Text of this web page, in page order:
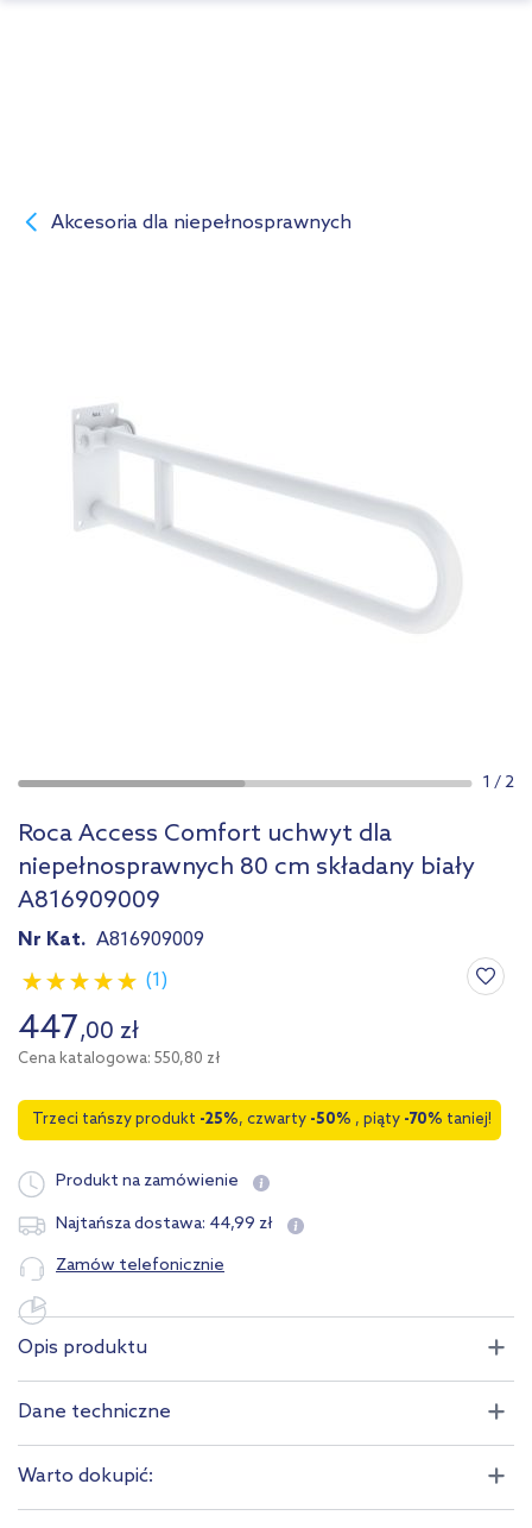
Akcesoria dla niepełnosprawnych
1 /2
Roca Access Comfort uchwyt dla
niepełnosprawnych 80 cm składany biały
A816909009
Nr Kat. A816909009
(1)
447,00 zł
Cena katalogowa: 550,80 zł
Trzeci tańszy produkt -25%, czwarty -50% , piąty -70% taniej!
Produkt na zamówienie
Najtańsza dostawa: 44,99 zł
Zamów telefonicznie
Opis produktu
Dane techniczne
Warto dokupić: